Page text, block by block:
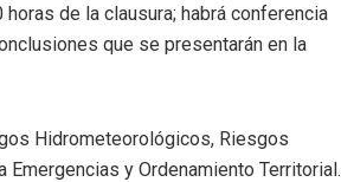
de la clausura; habrá conferencia
que se presentarán en la
Hidrometeorológicos, Riesgos
y Ordenamiento Territorial.